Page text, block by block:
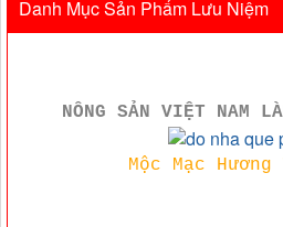
Danh Mục Sản Phẩm Lưu Niệm
NÔNG SẢN VIỆT NAM
Mộc Mạc